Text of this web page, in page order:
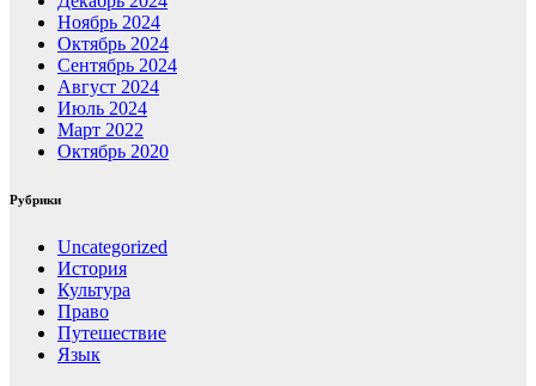
Ноябрь 2024
Октябрь 2024
Сентябрь 2024
Август 2024
Июль 2024
Март 2022
Октябрь 2020
Рубрики
Uncategorized
История
Культура
Право
Путешествие
Язык